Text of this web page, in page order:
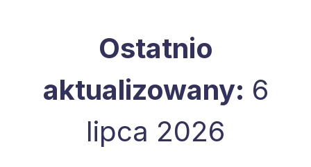
Ostatnio
aktualizowany: 6
lipca 2026